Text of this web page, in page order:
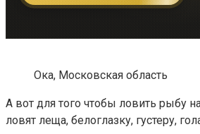
Ока, Московская область
А вот для того чтобы ловить рыбу
ловят леща, белоглазку, густеру,